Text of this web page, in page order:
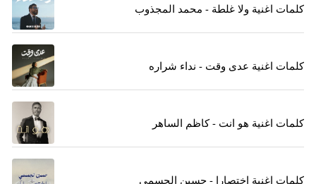
كلمات اغنية ولا غلطة - محمد المجذوب
كلمات اغنية عدى وقت - نداء شراره
كلمات اغنية هو انت - كاظم الساهر
كلمات اغنية اختصارا - حسين الجسمي